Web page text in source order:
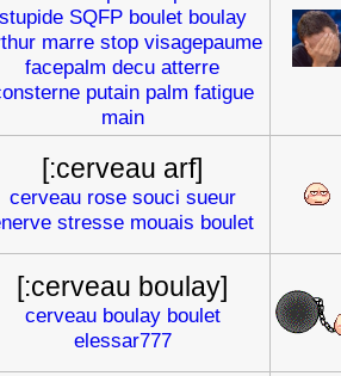
stupide SQFP boulet boulay
marre stop visagepaume
facepalm decu atterre
putain palm fatigue
main
[:cerveau arf]
cerveau rose souci sueur
stresse mouais boulet
[:cerveau boulay]
cerveau boulay boulet
elessar777